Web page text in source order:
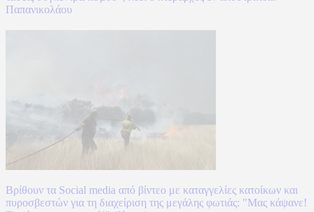
Παπανικολάου
Βρίθουν τα Social media από βίντεο με καταγγελίες κατοίκων και
πυροσβεστών για τη διαχείριση της μεγάλης φωτιάς: "Μας κάψανε!